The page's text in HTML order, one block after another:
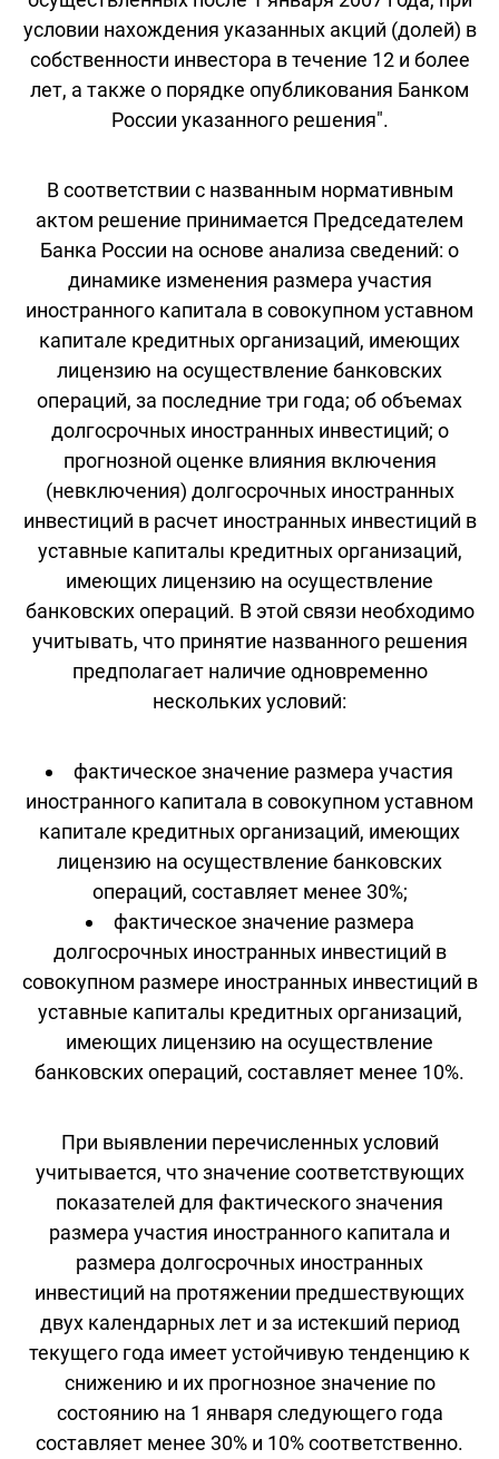
условии нахождения указанных акций (долей) в
собственности инвестора в течение 12 и более
лет, а также о порядке опубликования Банком
России указанного решения".
В соответствии с названным нормативным
актом решение принимается Председателем
Банка России на основе анализа сведений: о
динамике изменения размера участия
иностранного капитала в совокупном уставном
капитале кредитных организаций, имеющих
лицензию на осуществление банковских
операций, за последние три года; об объемах
долгосрочных иностранных инвестиций; о
прогнозной оценке влияния включения
(невключения) долгосрочных иностранных
инвестиций в расчет иностранных инвестиций в
уставные капиталы кредитных организаций,
имеющих лицензию на осуществление
банковских операций. В этой связи необходимо
учитывать, что принятие названного решения
предполагает наличие одновременно
нескольких условий:
фактическое значение размера участия
иностранного капитала в совокупном уставном
капитале кредитных организаций, имеющих
лицензию на осуществление банковских
операций, составляет менее 30%;
фактическое значение размера
долгосрочных иностранных инвестиций в
совокупном размере иностранных инвестиций в
уставные капиталы кредитных организаций,
имеющих лицензию на осуществление
банковских операций, составляет менее 10%.
При выявлении перечисленных условий
учитывается, что значение соответствующих
показателей для фактического значения
размера участия иностранного капитала и
размера долгосрочных иностранных
инвестиций на протяжении предшествующих
двух календарных лет и за истекший период
текущего года имеет устойчивую тенденцию к
снижению и их прогнозное значение по
состоянию на 1 января следующего года
составляет менее 30% и 10% соответственно.